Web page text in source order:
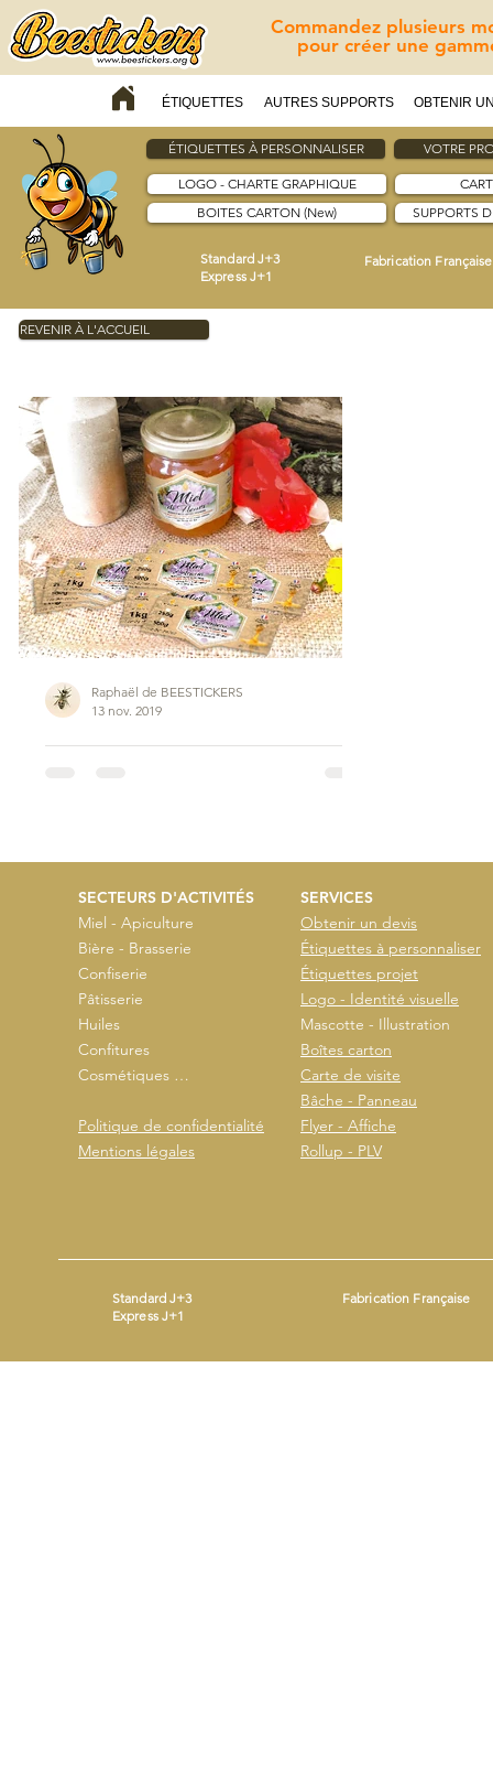
Commandez plusieurs
pour créer une
ÉTIQUETTES AUTRES SUPPORTS OBTENIR
ÉTIQUETTES À PERSONNALISER VOTRE
LOGO - CHARTE GRAPHIQUE
BOITES CARTON (New)
SUPPORTS
Standard J+3
Express J+1
Fabrication Française
Nicolas OUVRARD • Scorbé Clairvaux (Centre-Ouest)
Raphaël de BEESTICKERS
13 nov. 2019
REVENIR À L'ACCUEIL
SECTEURS D'ACTIVITÉS
Miel - Apiculture
Bière - Brasserie
Confiserie
Pâtisserie
Huiles
Confitures
Cosmétiques …
Politique de confidentialité
Mentions légales
SERVICES
Obtenir un devis
Étiquettes à personnaliser
Étiquettes projet
Logo - Identité visuelle
Mascotte - Illustration
Boîtes carton
Carte de visite
Bâche - Panneau
Flyer - Affiche
Rollup - PLV
Standard J+3
Express J+1
Fabrication Française